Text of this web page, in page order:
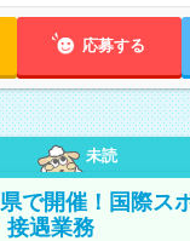
応募する
未読
で開催！国際ス
接遇業務